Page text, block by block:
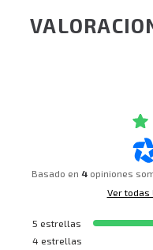
Basado en4 opiniones
Ver
5 estrellas
4 estrellas